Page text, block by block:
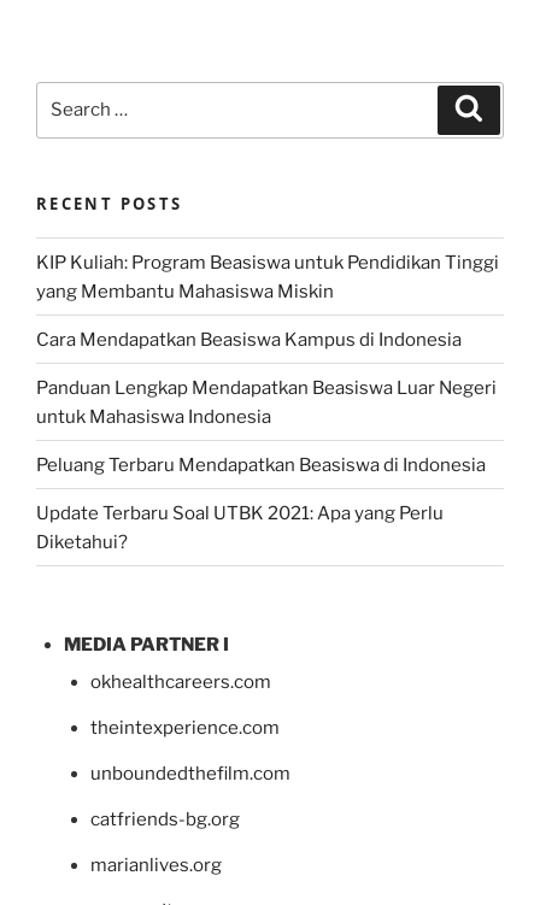
RECENT POSTS
KIP Kuliah: Program Beasiswa untuk Pendidikan Tinggi
yang Membantu Mahasiswa Miskin
Cara Mendapatkan Beasiswa Kampus di Indonesia
Panduan Lengkap Mendapatkan Beasiswa Luar Negeri
untuk Mahasiswa Indonesia
Peluang Terbaru Mendapatkan Beasiswa di Indonesia
Update Terbaru Soal UTBK 2021: Apa yang Perlu
Diketahui?
MEDIA PARTNER I
okhealthcareers.com
theintexperience.com
unboundedthefilm.com
catfriends-bg.org
marianlives.org